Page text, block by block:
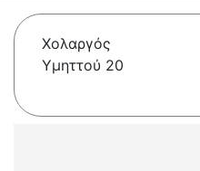
Χολαργός
Υμηττού 20